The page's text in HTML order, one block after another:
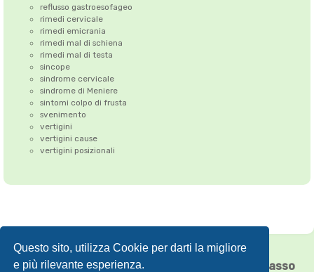
Questo sito, utilizza Cookie per darti la migliore
e più rilevante esperienza.
reflusso gastroesofageo
rimedi cervicale
rimedi emicrania
rimedi mal di schiena
rimedi mal di testa
sincope
sindrome cervicale
sindrome di Meniere
sintomi colpo di frusta
svenimento
vertigini
vertigini cause
vertigini posizionali
Correzione dell'Atlante• Emicrania
Cefalea tensiva•Vertigini Floating Chiasso